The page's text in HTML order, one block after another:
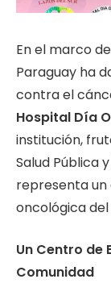
En el marco
Paraguay ha
contra el
Hospital Día
institución,
Salud Pública
representa un
oncológica del
Un Centro de
Comunidad